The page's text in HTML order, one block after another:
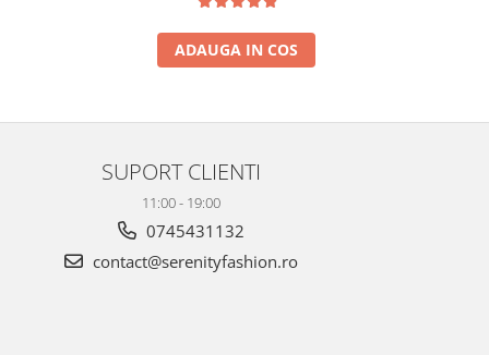
ADAUGA IN COS
SUPORT CLIENTI
11:00 - 19:00
0745431132
contact@serenityfashion.ro